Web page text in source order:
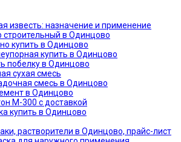
известь: назначение и применение
строительный в Одинцово
купить в Одинцово
купить в Одинцово
побелку в Одинцово
сухая смесь
смесь в Одинцово
в Одинцово
М-300 с доставкой
купить в Одинцово
растворители в Одинцово, прайс-лист